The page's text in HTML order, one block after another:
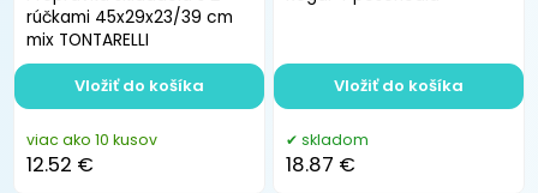
rúčkami 45x29x23/39 cm
mix TONTARELLI
viac ako 10 kusov
12.52 €
Vložiť do košíka
skladom
18.87 €
Vložiť do košíka